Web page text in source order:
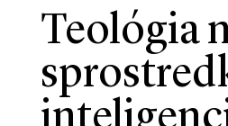
Teológia